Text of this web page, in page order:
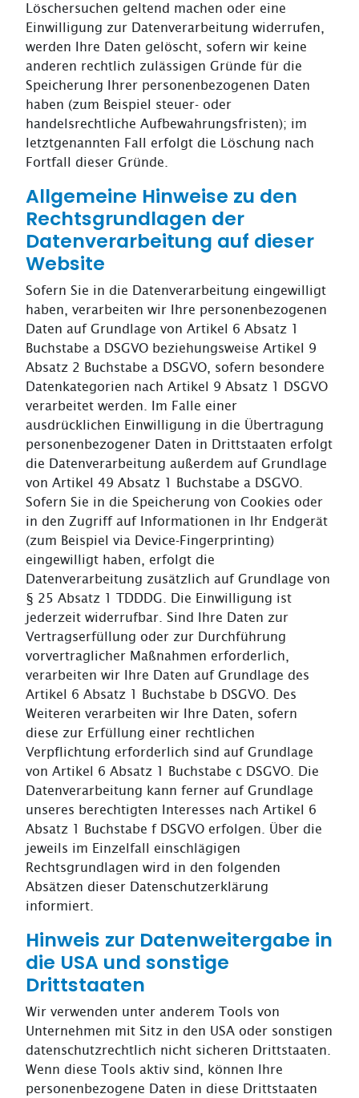
Löschersuchen geltend machen oder eine
Einwilligung zur Datenverarbeitung widerrufen,
werden Ihre Daten gelöscht, sofern wir keine
anderen rechtlich zulässigen Gründe für die
Speicherung Ihrer personenbezogenen Daten
haben (zum Beispiel steuer- oder
handelsrechtliche Aufbewahrungsfristen); im
letztgenannten Fall erfolgt die Löschung nach
Fortfall dieser Gründe.
Allgemeine Hinweise zu den
Rechtsgrundlagen der
Datenverarbeitung auf dieser
Website
Sofern Sie in die Datenverarbeitung eingewilligt
haben, verarbeiten wir Ihre personenbezogenen
Daten auf Grundlage von Artikel 6 Absatz 1
Buchstabe a DSGVO beziehungsweise Artikel 9
Absatz 2 Buchstabe a DSGVO, sofern besondere
Datenkategorien nach Artikel 9 Absatz 1 DSGVO
verarbeitet werden. Im Falle einer
ausdrücklichen Einwilligung in die Übertragung
personenbezogener Daten in Drittstaaten erfolgt
die Datenverarbeitung außerdem auf Grundlage
von Artikel 49 Absatz 1 Buchstabe a DSGVO.
Sofern Sie in die Speicherung von Cookies oder
in den Zugriff auf Informationen in Ihr Endgerät
(zum Beispiel via Device-Fingerprinting)
eingewilligt haben, erfolgt die
Datenverarbeitung zusätzlich auf Grundlage von
§ 25 Absatz 1 TDDDG. Die Einwilligung ist
jederzeit widerrufbar. Sind Ihre Daten zur
Vertragserfüllung oder zur Durchführung
vorvertraglicher Maßnahmen erforderlich,
verarbeiten wir Ihre Daten auf Grundlage des
Artikel 6 Absatz 1 Buchstabe b DSGVO. Des
Weiteren verarbeiten wir Ihre Daten, sofern
diese zur Erfüllung einer rechtlichen
Verpflichtung erforderlich sind auf Grundlage
von Artikel 6 Absatz 1 Buchstabe c DSGVO. Die
Datenverarbeitung kann ferner auf Grundlage
unseres berechtigten Interesses nach Artikel 6
Absatz 1 Buchstabe f DSGVO erfolgen. Über die
jeweils im Einzelfall einschlägigen
Rechtsgrundlagen wird in den folgenden
Absätzen dieser Datenschutzerklärung
informiert.
Hinweis zur Datenweitergabe in
die USA und sonstige
Drittstaaten
Wir verwenden unter anderem Tools von
Unternehmen mit Sitz in den USA oder sonstigen
datenschutzrechtlich nicht sicheren Drittstaaten.
Wenn diese Tools aktiv sind, können Ihre
personenbezogene Daten in diese Drittstaaten